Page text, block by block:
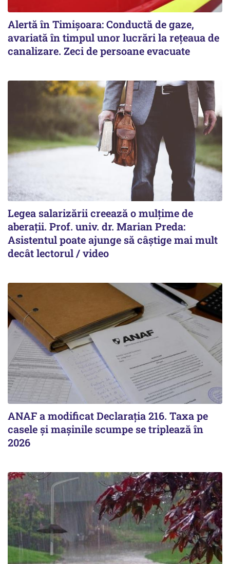
Alertă în Timișoara: Conductă de gaze,
avariată în timpul unor lucrări la rețeaua de
canalizare. Zeci de persoane evacuate
Legea salarizării creează o mulțime de
aberații. Prof. univ. dr. Marian Preda:
Asistentul poate ajunge să câștige mai mult
decât lectorul / video
ANAF a modificat Declarația 216. Taxa pe
casele și mașinile scumpe se triplează în
2026